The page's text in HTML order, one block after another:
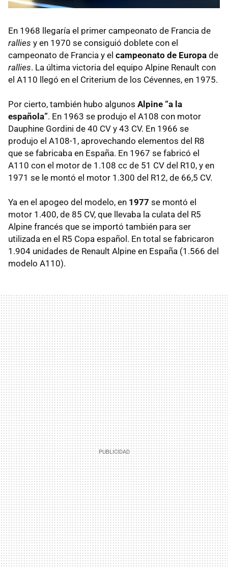
En 1968 llegaría el primer campeonato de Francia de
rallies y en 1970 se consiguió doblete con el
campeonato de Francia y el campeonato de Europa de
rallies. La última victoria del equipo Alpine Renault con
el A110 llegó en el Criterium de los Cévennes, en 1975.
Por cierto, también hubo algunos Alpine “a la
española”. En 1963 se produjo el A108 con motor
Dauphine Gordini de 40 CV y 43 CV. En 1966 se
produjo el A108-1, aprovechando elementos del R8
que se fabricaba en España. En 1967 se fabricó el
A110 con el motor de 1.108 cc de 51 CV del R10, y en
1971 se le montó el motor 1.300 del R12, de 66,5 CV.
Ya en el apogeo del modelo, en 1977 se montó el
motor 1.400, de 85 CV, que llevaba la culata del R5
Alpine francés que se importó también para ser
utilizada en el R5 Copa español. En total se fabricaron
1.904 unidades de Renault Alpine en España (1.566 del
modelo A110).